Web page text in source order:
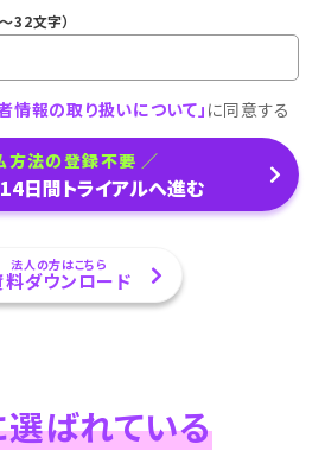
32文字）
情報の取り扱いについて」 に同意する
方法の登録不要
日間トライアルへ進む
法人の方はこちら
料ダウンロード
ばれている